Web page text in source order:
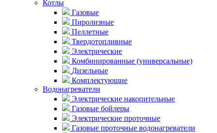
Котлы
Газовые
Пиролизные
Пеллетные
Твердотопливные
Электрические
Комбинированные (универсальные)
Дизельные
Комплектующие
Водонагреватели
Электрические накопительные
Газовые бойлеры
Электрические проточные
Газовые проточные водонагреватели